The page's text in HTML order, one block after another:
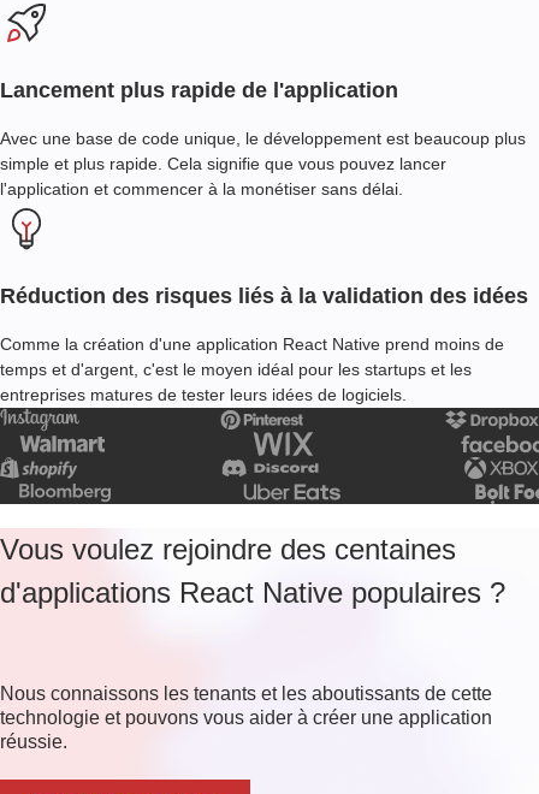
Lancement plus rapide de l'application
Avec une base de code unique, le développement est beaucoup plus
simple et plus rapide. Cela signifie que vous pouvez lancer
l'application et commencer à la monétiser sans délai.
Réduction des risques liés à la validation des idées
Comme la création d'une application React Native prend moins de
temps et d'argent, c'est le moyen idéal pour les startups et les
entreprises matures de tester leurs idées de logiciels.
Vous voulez rejoindre des centaines
d'applications React Native populaires ?
Nous connaissons les tenants et les aboutissants de cette
technologie et pouvons vous aider à créer une application
réussie.